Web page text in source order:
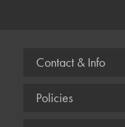
Contact & Info
Policies